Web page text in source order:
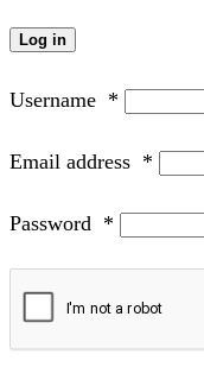
Log in
Username *
Email address *
Password *